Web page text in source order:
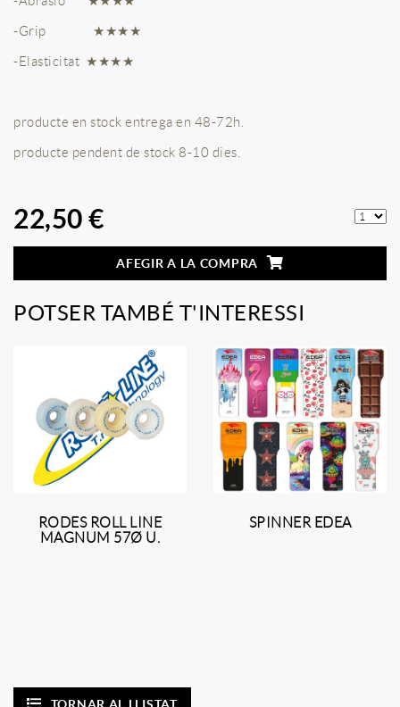
-Grip ★★★★
-Elasticitat ★★★★
producte en stock entrega en 48-72h.
producte pendent de stock 8-10 dies.
22,50 €
AFEGIR A LA COMPRA
POTSER TAMBÉ T'INTERESSI
RODES ROLL LINE
MAGNUM 57Ø U.
SPINNER EDEA